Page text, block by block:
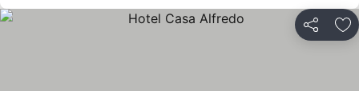
Deli